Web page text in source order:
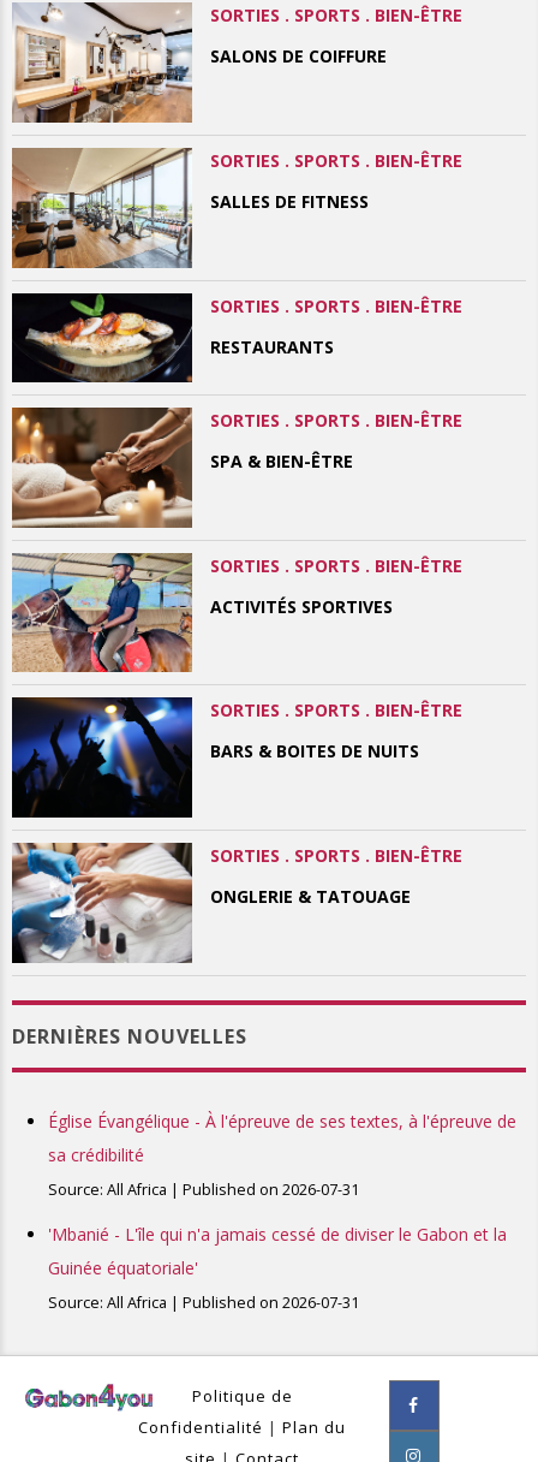
SORTIES . SPORTS . BIEN-ÊTRE
SALONS DE COIFFURE
SORTIES . SPORTS . BIEN-ÊTRE
SALLES DE FITNESS
SORTIES . SPORTS . BIEN-ÊTRE
RESTAURANTS
SORTIES . SPORTS . BIEN-ÊTRE
SPA & BIEN-ÊTRE
SORTIES . SPORTS . BIEN-ÊTRE
ACTIVITÉS SPORTIVES
SORTIES . SPORTS . BIEN-ÊTRE
BARS & BOITES DE NUITS
SORTIES . SPORTS . BIEN-ÊTRE
ONGLERIE & TATOUAGE
DERNIÈRES NOUVELLES
Église Évangélique - À l'épreuve de ses textes, à l'épreuve de
sa crédibilité
Source: All Africa Published on 2026-07-31
'Mbanié - L'île qui n'a jamais cessé de diviser le Gabon et la
Guinée équatoriale'
Source: All Africa Published on 2026-07-31
Politique de
Confidentialité | Plan du